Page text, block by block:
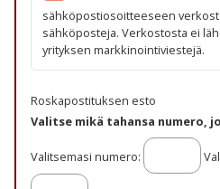
sähköpostiosoitteeseen
sähköposteja. Verkostosta ei
yrityksen markkinointiviestejä.
Roskapostituksen esto
Valitse mikä tahansa numero,
Valitsemasi numero: